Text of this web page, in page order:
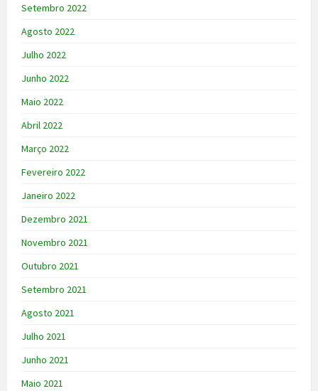
Setembro 2022
Agosto 2022
Julho 2022
Junho 2022
Maio 2022
Abril 2022
Março 2022
Fevereiro 2022
Janeiro 2022
Dezembro 2021
Novembro 2021
Outubro 2021
Setembro 2021
Agosto 2021
Julho 2021
Junho 2021
Maio 2021